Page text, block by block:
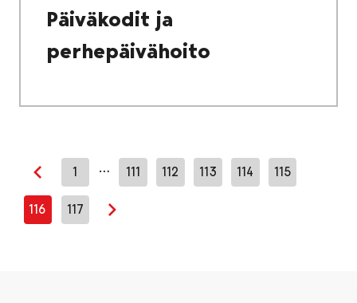
Päiväkodit ja
perhepäivähoito
Edellinen sivu
1 … 111 112 113 114 115
116 117